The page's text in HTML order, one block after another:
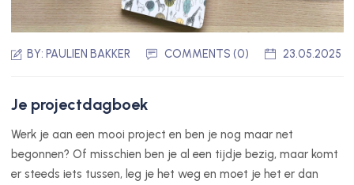
BY: PAULIEN BAKKER COMMENTS (0) 23.05.2025
Je projectdagboek
Werk je aan een mooi project en ben je nog maar net
begonnen? Of misschien ben je al een tijdje bezig, maar komt
er steeds iets tussen, leg je het weg en moet je het er dan